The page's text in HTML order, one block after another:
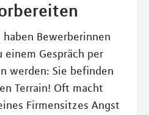
Bewerberinnen
einem Gespräch per
werden: Sie befinden
Terrain! Oft macht
Firmensitzes Angst